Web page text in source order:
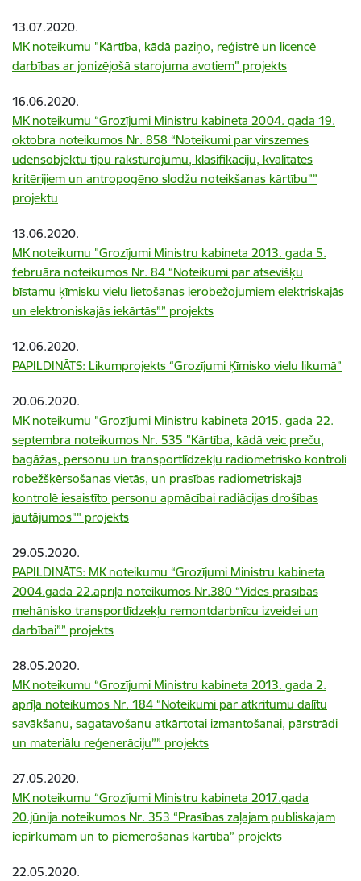
13.07.2020.
MK noteikumu "Kārtība, kādā paziņo, reģistrē un licencē
darbības ar jonizējošā starojuma avotiem" projekts
16.06.2020.
MK noteikumu “Grozījumi Ministru kabineta 2004. gada 19.
oktobra noteikumos Nr. 858 “Noteikumi par virszemes
ūdensobjektu tipu raksturojumu, klasifikāciju, kvalitātes
kritērijiem un antropogēno slodžu noteikšanas kārtību””
projektu
13.06.2020.
MK noteikumu "Grozījumi Ministru kabineta 2013. gada 5.
februāra noteikumos Nr. 84 “Noteikumi par atsevišķu
bīstamu ķīmisku vielu lietošanas ierobežojumiem elektriskajās
un elektroniskajās iekārtās”” projekts
12.06.2020.
PAPILDINĀTS: Likumprojekts “Grozījumi Ķīmisko vielu likumā”
20.06.2020.
MK noteikumu "Grozījumi Ministru kabineta 2015. gada 22.
septembra noteikumos Nr. 535 "Kārtība, kādā veic preču,
bagāžas, personu un transportlīdzekļu radiometrisko kontroli
robežšķērsošanas vietās, un prasības radiometriskajā
kontrolē iesaistīto personu apmācībai radiācijas drošības
jautājumos"" projekts
29.05.2020.
PAPILDINĀTS: MK noteikumu “Grozījumi Ministru kabineta
2004.gada 22.aprīļa noteikumos Nr.380 “Vides prasības
mehānisko transportlīdzekļu remontdarbnīcu izveidei un
darbībai”” projekts
28.05.2020.
MK noteikumu “Grozījumi Ministru kabineta 2013. gada 2.
aprīļa noteikumos Nr. 184 “Noteikumi par atkritumu dalītu
savākšanu, sagatavošanu atkārtotai izmantošanai, pārstrādi
un materiālu reģenerāciju”” projekts
27.05.2020.
MK noteikumu “Grozījumi Ministru kabineta 2017.gada
20.jūnija noteikumos Nr. 353 “Prasības zaļajam publiskajam
iepirkumam un to piemērošanas kārtība” projekts
22.05.2020.